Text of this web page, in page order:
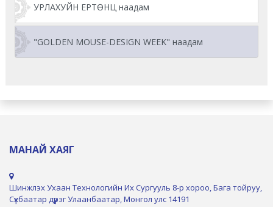
УРЛАХУЙН ЕРТӨНЦ наадам
"GOLDEN MOUSE-DESIGN WEEK" наадам
МАНАЙ ХАЯГ
Шинжлэх Ухаан Технологийн Их Сургууль 8-р хороо, Бага тойруу,
Сүхбаатар дүүрэг Улаанбаатар, Монгол улс 14191